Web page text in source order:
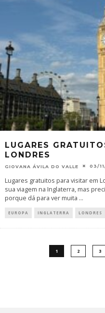
LUGARES
LONDRES
GIOVANA ÁVILA DO VALLE 03/
Lugares gratuitos para visitar em
sua viagem na Inglaterra, mas
porque dá para ver muita ...
EUROPA INGLATERRA LONDRES
1 2 3